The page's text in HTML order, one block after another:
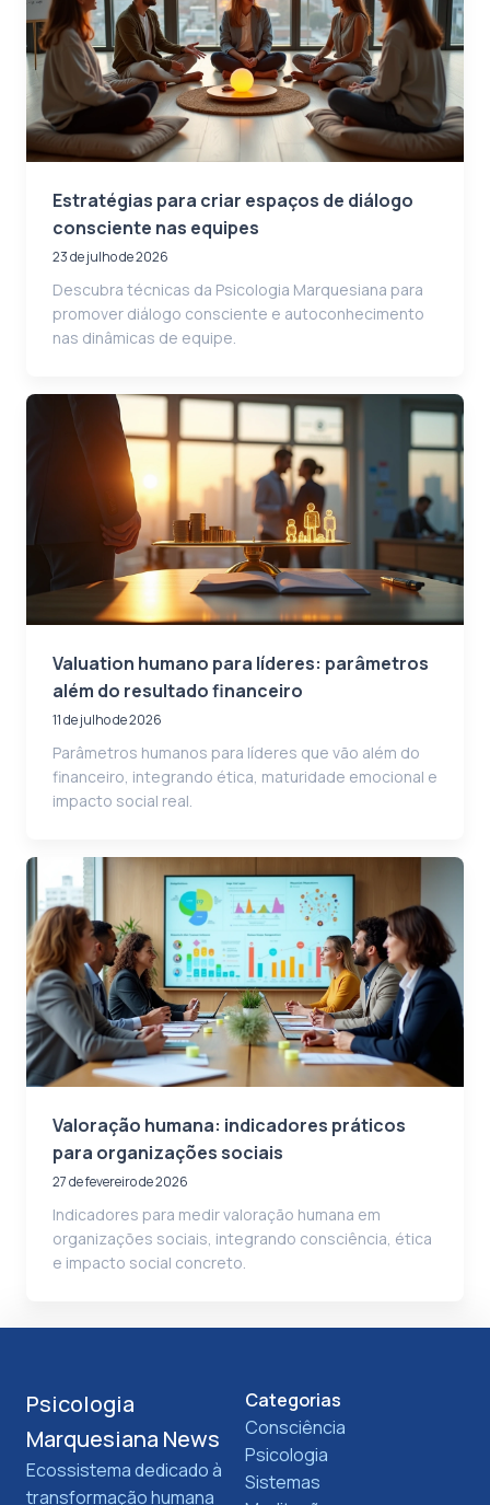
Estratégias para criar espaços de diálogo
consciente nas equipes
23 de julho de 2026
Descubra técnicas da Psicologia Marquesiana para
promover diálogo consciente e autoconhecimento
nas dinâmicas de equipe.
Valuation humano para líderes: parâmetros
além do resultado financeiro
11 de julho de 2026
Parâmetros humanos para líderes que vão além do
financeiro, integrando ética, maturidade emocional e
impacto social real.
Valoração humana: indicadores práticos
para organizações sociais
27 de fevereiro de 2026
Indicadores para medir valoração humana em
organizações sociais, integrando consciência, ética
e impacto social concreto.
Psicologia
Marquesiana News
Ecossistema dedicado à
transformação humana
Categorias
Consciência
Psicologia
Sistemas